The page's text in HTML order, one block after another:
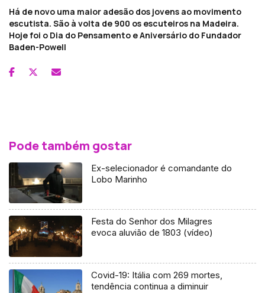
Há de novo uma maior adesão dos jovens ao movimento
escutista. São à volta de 900 os escuteiros na Madeira.
Hoje foi o Dia do Pensamento e Aniversário do Fundador
Baden-Powell
Pode também gostar
Ex-selecionador é comandante do
Lobo Marinho
Festa do Senhor dos Milagres
evoca aluvião de 1803 (vídeo)
Covid-19: Itália com 269 mortes,
tendência continua a diminuir